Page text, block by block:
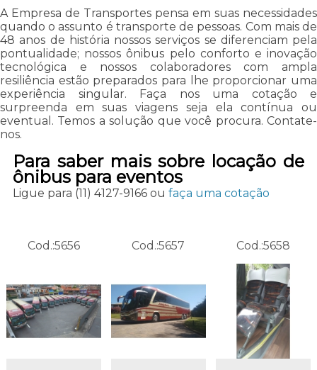
A Empresa de Transportes pensa em suas necessidades
quando o assunto é transporte de pessoas. Com mais de
48 anos de história nossos serviços se diferenciam pela
pontualidade; nossos ônibus pelo conforto e inovação
tecnológica e nossos colaboradores com ampla
resiliência estão preparados para lhe proporcionar uma
experiência singular. Faça nos uma cotação e
surpreenda em suas viagens seja ela contínua ou
eventual. Temos a solução que você procura. Contate-
nos.
Para saber mais sobre locação de
ônibus para eventos
Ligue para (11) 4127-9166ou faça uma cotação
Cod.:5656 Cod.:5657 Cod.:5658